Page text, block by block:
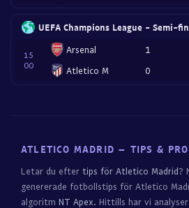
UEFA Champions League - Semi-
15
00
Arsenal
Atletico M
1
0
ATLETICO MADRID – TIPS &
Letar du efter tips för Atletico Madrid?
genererade fotbollstips för Atletico
algoritm NT Apex. Hittills har vi